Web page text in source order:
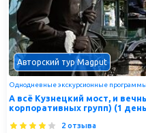
Авторский тур Magput
Однодневные экскурсионные программы
А всё Кузнецкий мост, и
корпоративных групп) (1
2 отзыва